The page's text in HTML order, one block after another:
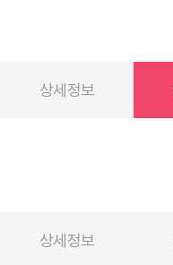
상세정보
상세정보